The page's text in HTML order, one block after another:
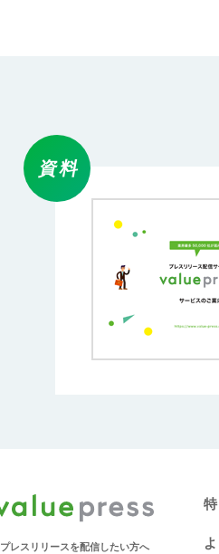
資料
プレスリリースを配信したい方へ